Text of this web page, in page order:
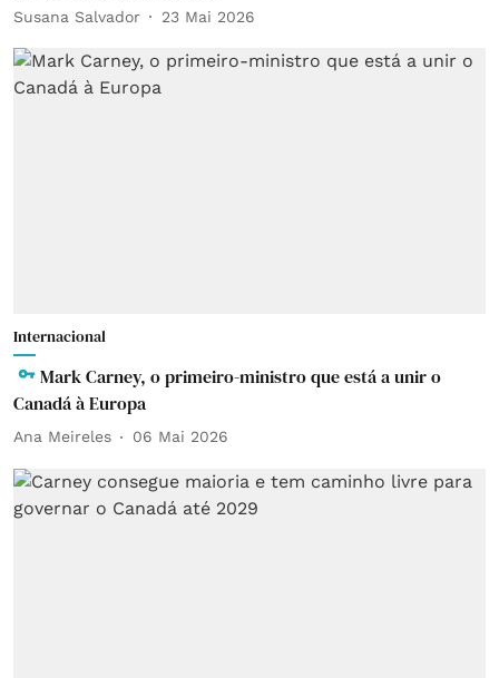
Susana Salvador 23 Mai 2026
Internacional
Mark Carney, o primeiro-ministro que está a unir o
Canadá à Europa
Ana Meireles 06 Mai 2026